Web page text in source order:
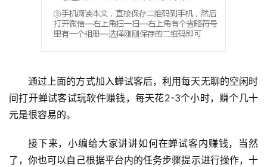
通过上面的方式加入蝉试客后，利用每天无聊的空闲时
间打开蝉试客试玩软件赚钱，每天花2-3个小时，赚个几十
元是很容易的。
接下来，小编给大家讲讲如何在蝉试客内赚钱，当然
了，你也可以自己根据平台内的任务步骤提示进行操作，十